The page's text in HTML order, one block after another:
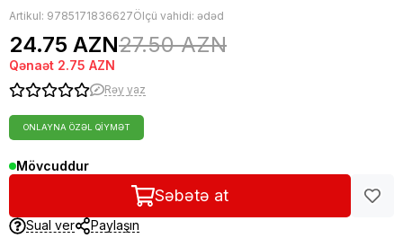
Artikul: 9785171836627Ölçü vahidi: ədəd
24.75 AZN27.50 AZN
Qənaət 2.75 AZN
Rəy yaz
ONLAYNA ÖZƏL QIYMƏT
Mövcuddur
Səbətə at
Sual ver Paylaşın